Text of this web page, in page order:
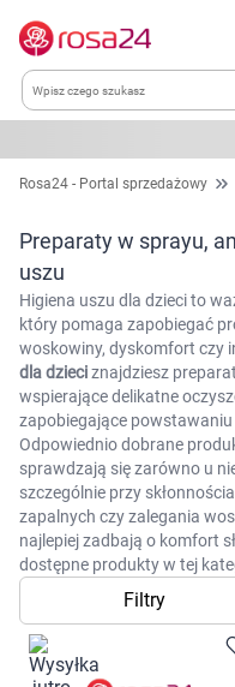
Kategorie
Dla zwierząt
Dom i ogród
Zdrowie
Kobieta w ciąży i mama
Dziecko
Kosmetyki
Rosa24 - Portal sprzedażowy
Preparaty w sprayu,
uszu
Higiena uszu dla dzieci to
który pomaga zapobiegać
woskowiny, dyskomfort czy
dla dzieciznajdziesz
wspierające delikatne
zapobiegające
Odpowiednio dobrane
sprawdzają się zarówno u
szczególnie przy
zapalnych czy zalegania
najlepiej zadbają o komfort
dostępne produkty w tej
Filtry